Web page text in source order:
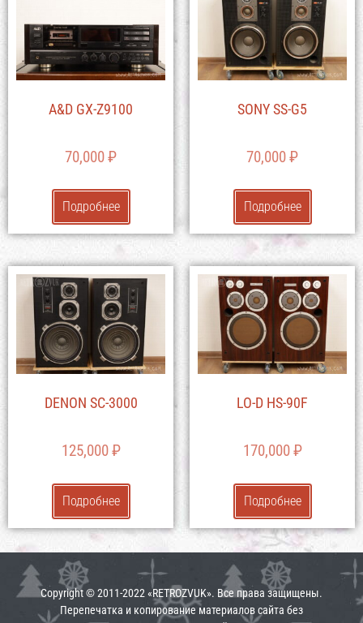
A&D GX-Z9100
70,000₽
Подробнее
SONY SS-G5
70,000₽
Подробнее
DENON SC-3000
125,000₽
Подробнее
LO-D HS-90F
170,000₽
Подробнее
Copyright © 2011-2022 «RETROZVUK». Все права защищены.
Перепечатка и копирование материалов сайта без